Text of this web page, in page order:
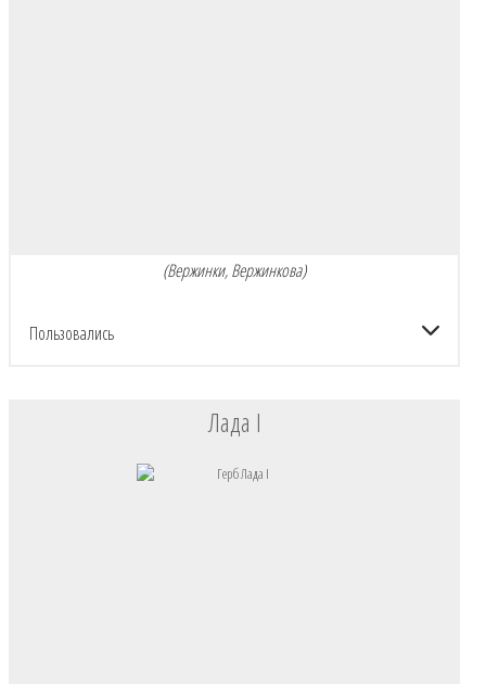
(Вержинки, Вержинкова)
Пользовались
Лада I